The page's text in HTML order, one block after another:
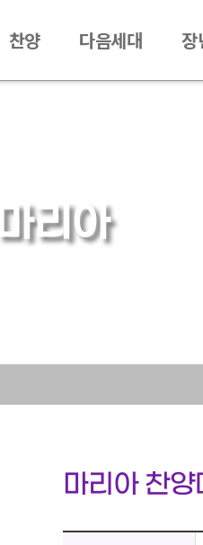
찬양 다음세대 장
마리아
마리아 찬양